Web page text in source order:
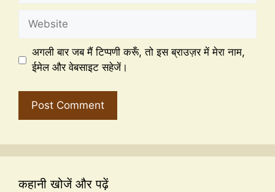
अगली बार जब मैं टिप्पणी करूँ, तो इस ब्राउज़र में मेरा नाम,
ईमेल और वेबसाइट सहेजें।
कहानी खोजें और पढ़ें